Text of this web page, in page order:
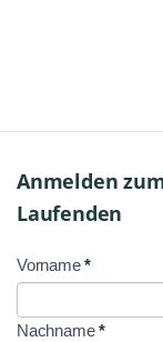
Anmelden
Laufenden
NL
Signup
Vorname*
Nachname*